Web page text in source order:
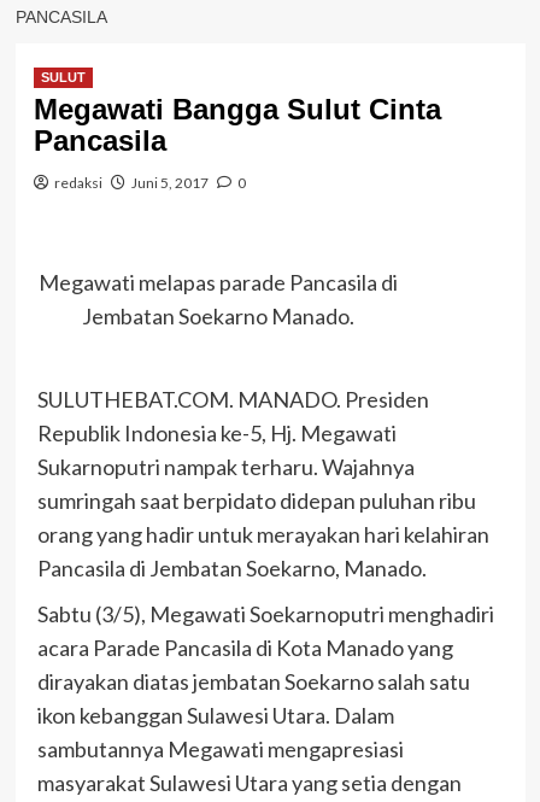
PANCASILA
SULUT
Megawati Bangga Sulut Cinta
Pancasila
redaksi Juni 5, 2017 0
Megawati melapas parade Pancasila di
Jembatan Soekarno Manado.
SULUTHEBAT.COM. MANADO. Presiden
Republik Indonesia ke-5, Hj. Megawati
Sukarnoputri nampak terharu. Wajahnya
sumringah saat berpidato didepan puluhan ribu
orang yang hadir untuk merayakan hari kelahiran
Pancasila di Jembatan Soekarno, Manado.
Sabtu (3/5), Megawati Soekarnoputri menghadiri
acara Parade Pancasila di Kota Manado yang
dirayakan diatas jembatan Soekarno salah satu
ikon kebanggan Sulawesi Utara. Dalam
sambutannya Megawati mengapresiasi
masyarakat Sulawesi Utara yang setia dengan